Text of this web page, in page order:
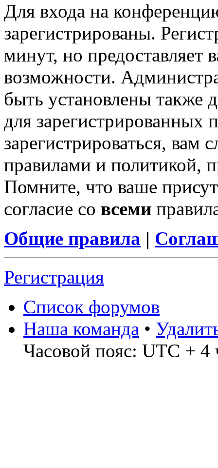
Для входа на
зарегистрированы.
минут, но предоставляет
возможности.
быть установлены также
для зарегистрированных
зарегистрироваться, вам
правилами и политикой,
Помните, что ваше
согласие со всеми
Общие правила |
Регистрация
Список форумов
Наша команда •
Часовой пояс: UTC + 4